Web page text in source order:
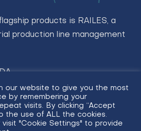
products is RAILES, a
production line management
our website to give you the most
by remembering your
visits. By clicking “Accept
the use of ALL the cookies.
visit "Cookie Settings" to provide